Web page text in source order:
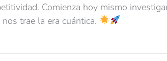
Comienza hoy mismo
trae la era cuántica.